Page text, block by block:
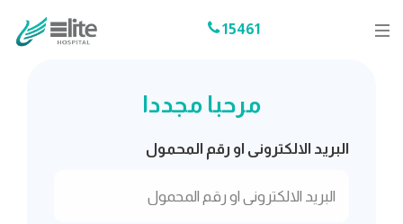
15461
مرحبا مجددا
البريد الالكترونى او رقم المحمول